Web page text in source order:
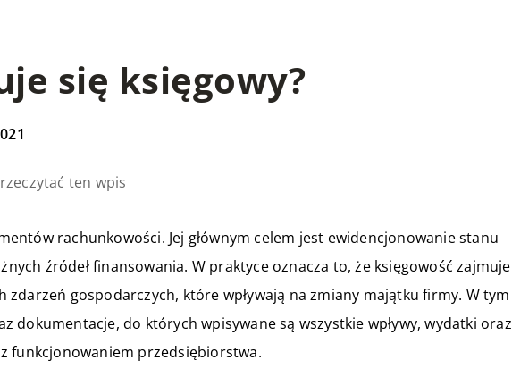
się księgowy?
ten wpis
rachunkowości. Jej głównym celem jest ewidencjonowanie stanu
źródeł finansowania. W praktyce oznacza to, że księgowość zajmuje
zdarzeń gospodarczych, które wpływają na zmiany majątku firmy. W tym
dokumentacje, do których wpisywane są wszystkie wpływy, wydatki oraz
funkcjonowaniem przedsiębiorstwa.